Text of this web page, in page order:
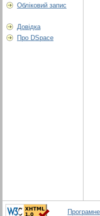
Обліковий запис
Довідка
Про DSpace